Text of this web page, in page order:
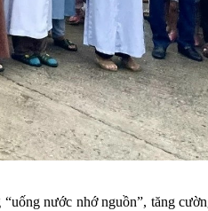
nước nhớ nguồn”, tăng